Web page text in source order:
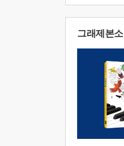
그래제본소